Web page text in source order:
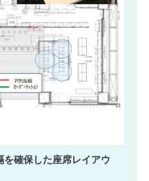
確保した座席レイアウ